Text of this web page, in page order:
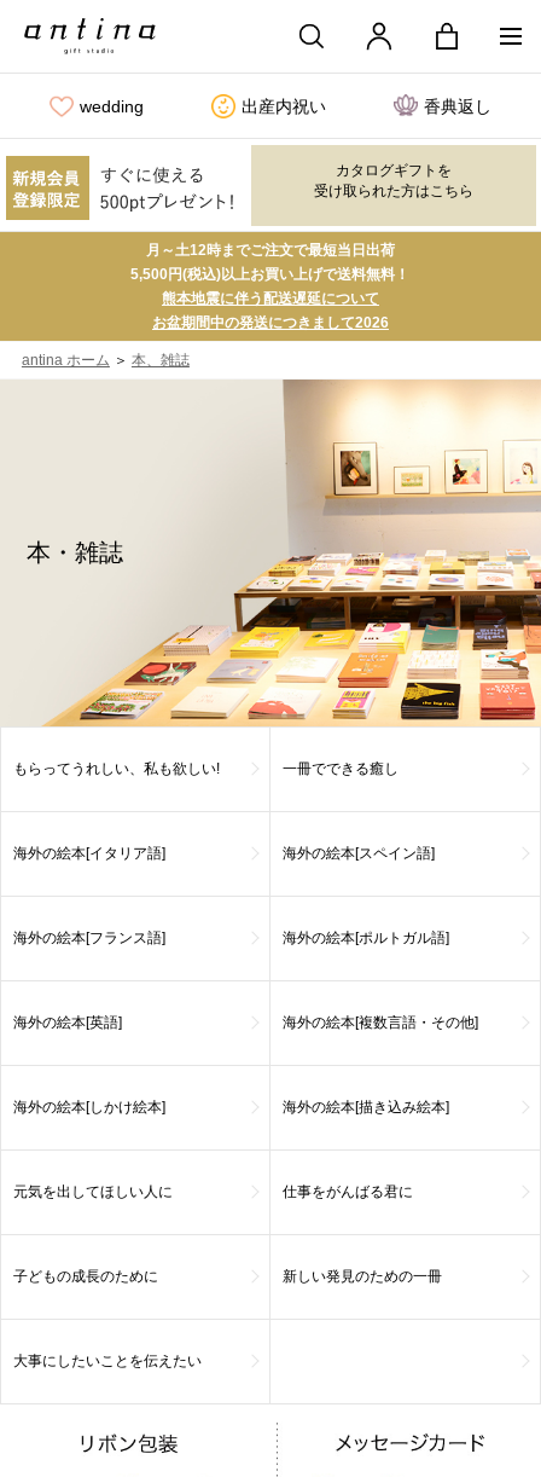
wedding 出産内祝い 香典返し
カタログギフトを
受け取られた方はこちら
月～土12時までご注文で最短当日出荷
5,500円(税込)以上お買い上げで送料無料！
熊本地震に伴う配送遅延について
お盆期間中の発送につきまして2026
antina ホーム ＞ 本、雑誌
本・雑誌
もらってうれしい、私も欲しい! 一冊でできる癒し
海外の絵本[イタリア語] 海外の絵本[スペイン語]
海外の絵本[フランス語] 海外の絵本[ポルトガル語]
海外の絵本[英語] 海外の絵本[複数言語・その他]
海外の絵本[しかけ絵本] 海外の絵本[描き込み絵本]
元気を出してほしい人に 仕事をがんばる君に
子どもの成長のために 新しい発見のための一冊
大事にしたいことを伝えたい